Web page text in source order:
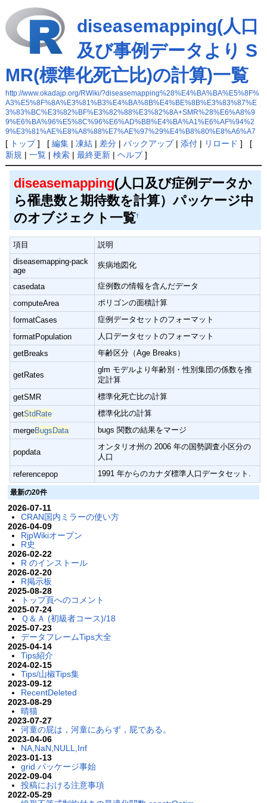
diseasemapping(人口
及び事例データより S
MR(標準化死亡比)の計算)一覧
http://www.okadajp.org/RWiki/?diseasemapping%28%E4%BA%BA%E5%8F%
A3%E5%8F%8A%E3%81%B3%E4%BA%8B%E4%BE%8B%E3%83%87%E
3%83%BC%E3%82%BF%E3%82%88%E3%82%8A+SMR%28%E6%A8%9
9%E6%BA%96%E5%8C%96%E6%AD%BB%E4%BA%A1%E6%AF%94%2
9%E3%81%AE%E8%A8%88%E7%AE%97%29%E4%B8%80%E8%A6%A7
[ トップ] [ 編集| 凍結| 差分| バックアップ| 添付| リロード ] [
新規 | 一覧| 検索| 最終更新| ヘルプ]
diseasemapping(人口及び症例データか
ら罹患数と期待数を計算）パッケージ中
のオブジェクト一覧†
項目
説明
diseasemapping-pack
age
疾病地図化
casedata
症例数の情報を含んだデータ
computeArea
ポリゴンの面積計算
formatCases
症例データセットのフォーマット
formatPopulation
人口データセットのフォーマット
getBreaks
年齢区分（Age Breaks）
getRates
glm モデルより年齢別・性別集団の係数を推
定計算
getSMR
標準化死亡比の計算
getStdRate
標準化比の計算
mergeBugsData bugs 関数の結果をマージ
popdata
オンタリオ州の 2006 年の国勢調査小区分の
人口
referencepop
1991 年からのカナダ標準人口データセット.
最新の20件
2026-07-11
CRAN国内ミラーの使い方
2026-04-09
RjpWikiオープン
R史
2026-02-22
R のインストール
2026-02-20
R掲示板
2025-08-28
トップ頁へのコメント
2025-07-24
Ｑ＆Ａ (初級者コース)/18
2025-07-23
データフレームTips大全
2025-04-14
Tips紹介
2024-02-15
Tips/山椒Tips集
2023-09-12
RecentDeleted
2023-08-29
晴猫
2023-07-27
河童の屁は，河童にあらず，屁である。
2023-04-06
NA,NaN,NULL,Inf
2023-01-13
grid パッケージ事始
2022-09-04
投稿における注意事項
2022-05-29